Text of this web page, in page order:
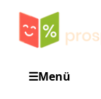
☰Menü